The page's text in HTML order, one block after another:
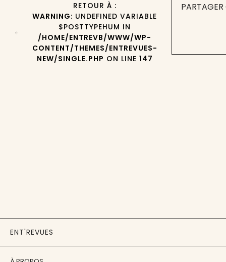
RETOUR À :
WARNING: UNDEFINED VARIABLE
$POSTTYPEHUM IN
/HOME/ENTREVB/WWW/WP-
CONTENT/THEMES/ENTREVUES-
NEW/SINGLE.PHP ON LINE 147
ENT'REVUES